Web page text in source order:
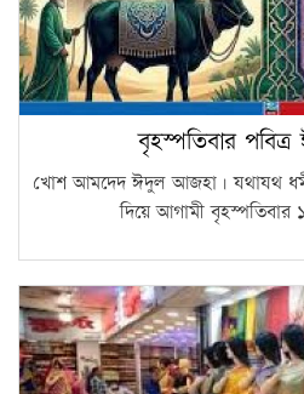
বৃহস্পতিবার
খোশ আমদেদ ঈদুল আজহা। যথাযথ ধর্মীয়
দিয়ে আগামী বৃহস্পতিবার